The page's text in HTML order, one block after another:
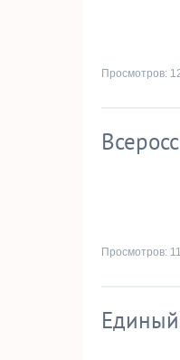
Просмотров:
Просмотров: